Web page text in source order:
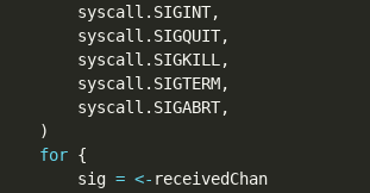
        syscall
. SIGINT,
        syscall
. SIGQUIT,
        syscall
. SIGKILL ,
        syscall
. SIGTERM,
        syscall
. SIGABRT,
)
for {
        sig
= <- receivedChan